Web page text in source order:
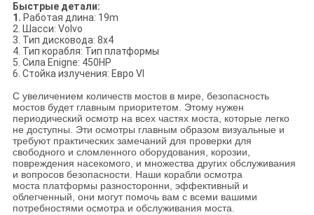
Быстрые детали:
1. Работая длина: 19m
2. Шасси: Volvo
3. Тип дисковода: 8x4
4. Тип корабля: Тип платформы
5. Сила Enigne: 450HP
6. Стойка излучения: Евро VI
С увеличением количеств мостов в мире, безопасность
мостов будет главным приоритетом. Этому нужен
периодический осмотр на всех частях моста, которые легко
не доступны. Эти осмотры главным образом визуальные и
требуют практических замечаний для проверки для
свободного и сломленного оборудования, корозии,
повреждения насекомого, и множества других обслуживания
и вопросов безопасности. Наши корабли осмотра
моста платформы разносторонни, эффективный и
облегченный, они могут помочь вам с всеми вашими
потребностями осмотра и обслуживания моста.